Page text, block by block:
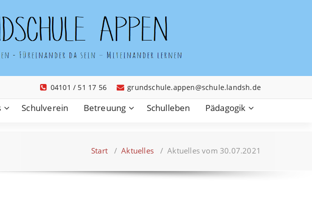
grundschule.appen@schule.landsh.de
04101 / 51 17 56
Schulverein Betreuung Schulleben Pädagogik
Start/Aktuelles/Aktuelles vom 30.07.2021